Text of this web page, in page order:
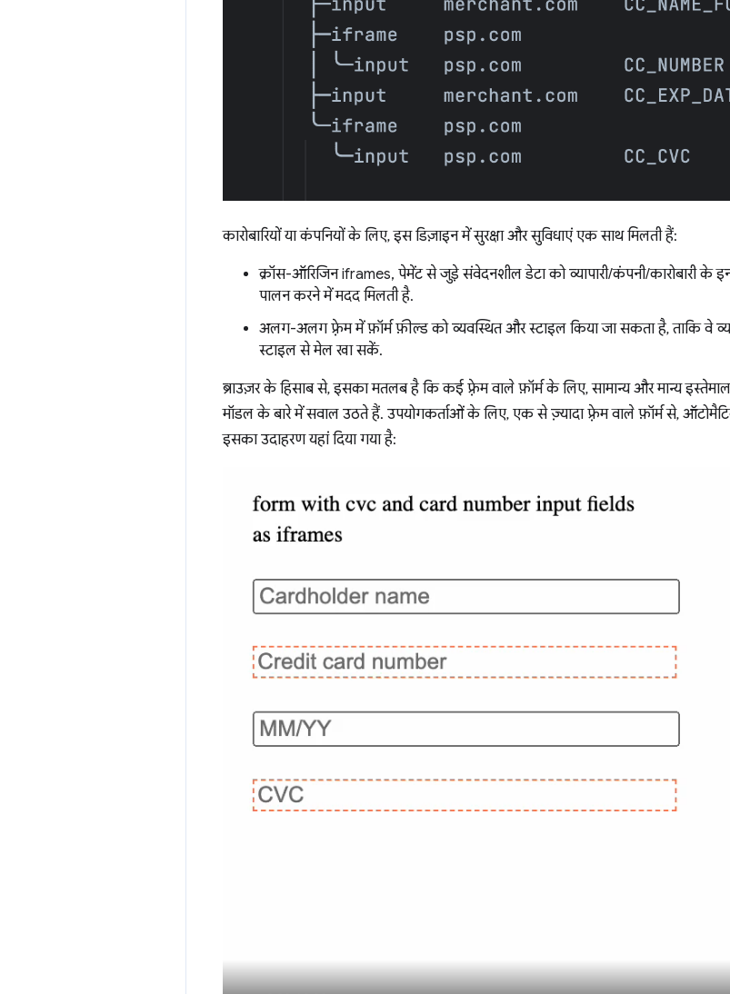
कारोबारियों या कंपनियों के लिए, इस डिज़ाइन में सुरक्षा और सुविधाएं एक साथ मिलती हैं:
क्रॉस-ऑरिजिन iframes, पेमेंट से जुड़े संवेदनशील डेटा को व्यापारी/कंपनी/कारोबारी के
पालन करने में मदद मिलती है.
अलग-अलग फ़्रेम में फ़ॉर्म फ़ील्ड को व्यवस्थित और स्टाइल किया जा सकता है, ताकि वे
स्टाइल से मेल खा सकें.
ब्राउज़र के हिसाब से, इसका मतलब है कि कई फ़्रेम वाले फ़ॉर्म के लिए, सामान्य और मान्य
मॉडल के बारे में सवाल उठते हैं. उपयोगकर्ताओं के लिए, एक से ज़्यादा फ़्रेम वाले फ़ॉर्म से,
इसका उदाहरण यहां दिया गया है: